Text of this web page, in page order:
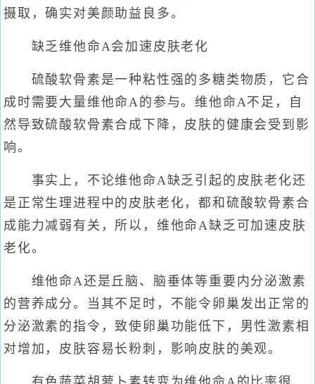
摄取，确实对美颜助益良多。
缺乏维他命A会加速皮肤老化
硫酸软骨素是一种粘性强的多糖类物质，它合
成时需要大量维他命A的参与。维他命A不足，自
然导致硫酸软骨素合成下降，皮肤的健康会受到影
响。
事实上，不论维他命A缺乏引起的皮肤老化还
是正常生理进程中的皮肤老化，都和硫酸软骨素合
成能力减弱有关，所以，维他命A缺乏可加速皮肤
老化。
维他命A还是丘脑、脑垂体等重要内分泌激素
的营养成分。当其不足时，不能令卵巢发出正常的
分泌激素的指令，致使卵巢功能低下，男性激素相
对增加，皮肤容易长粉刺，影响皮肤的美观。